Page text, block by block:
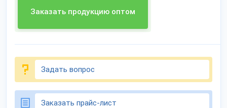
Заказать продукцию оптом
Задать вопрос
Заказать прайс-лист